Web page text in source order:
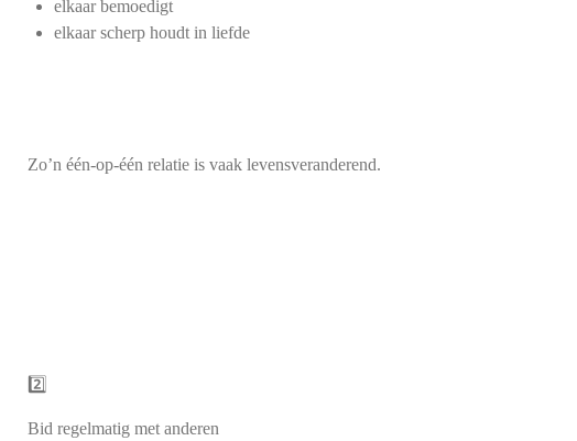
elkaar bemoedigt
elkaar scherp houdt in liefde
Zo’n één-op-één relatie is vaak levensveranderend.
2️⃣
Bid regelmatig met anderen